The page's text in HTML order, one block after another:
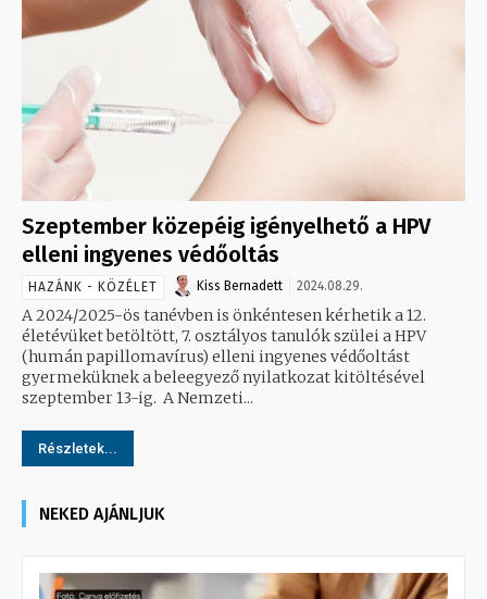
Szeptember közepéig igényelhető a HPV
elleni ingyenes védőoltás
HAZÁNK - KÖZÉLET Kiss Bernadett 2024.08.29.
A 2024/2025-ös tanévben is önkéntesen kérhetik a 12.
életévüket betöltött, 7. osztályos tanulók szülei a HPV
(humán papillomavírus) elleni ingyenes védőoltást
gyermeküknek a beleegyező nyilatkozat kitöltésével
szeptember 13-ig. A Nemzeti...
Részletek...
NEKED AJÁNLJUK